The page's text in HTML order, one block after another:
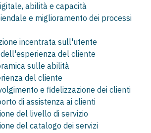
abilità e capacità
e miglioramento dei processi
incentrata sull'utente
del cliente
sulle abilità
del cliente
e fidelizzazione dei clienti
di assistenza ai clienti
del livello di servizio
del catalogo dei servizi